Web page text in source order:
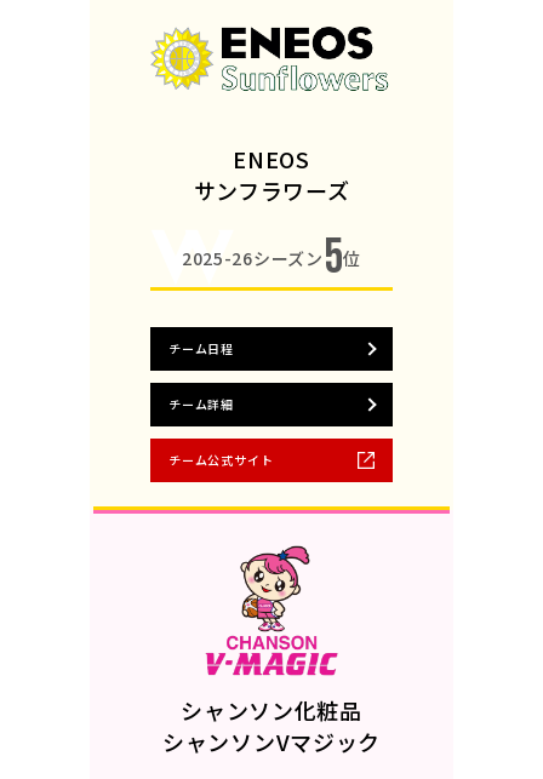
ENEOS
サンフラワーズ
2025-26シーズン 5位
チーム日程
チーム詳細
チーム公式サイト
シャンソン化粧品
シャンソンVマジック